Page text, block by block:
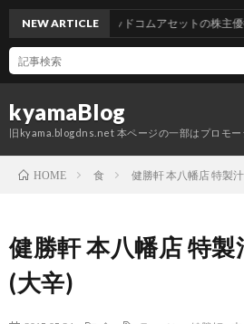
kyamaBlog
旧kyama.blogdns.net 本ページの一部はプロモー
NEW ARTICLEグッドコムアセットの株主優待
HOME 食 健勝軒 本八幡店 特製
健勝軒 本八幡店 特
(大辛)